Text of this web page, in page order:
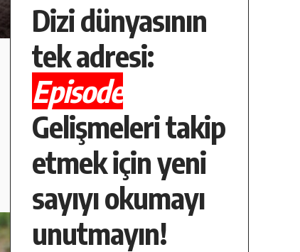
Dizi dünyasının
tek adresi:
Episode
Gelişmeleri takip
etmek için yeni
sayıyı okumayı
unutmayın!